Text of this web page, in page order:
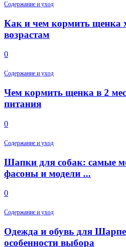
Содержание и уход
Как и чем кормить щенка
возрастам
0
Содержание и уход
Чем кормить щенка в 2
питания
0
Содержание и уход
Шапки для собак: самые
фасоны и модели ...
0
Содержание и уход
Одежда и обувь для
особенности выбора